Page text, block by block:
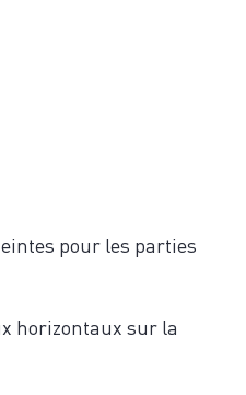
pour les parties
horizontaux sur la